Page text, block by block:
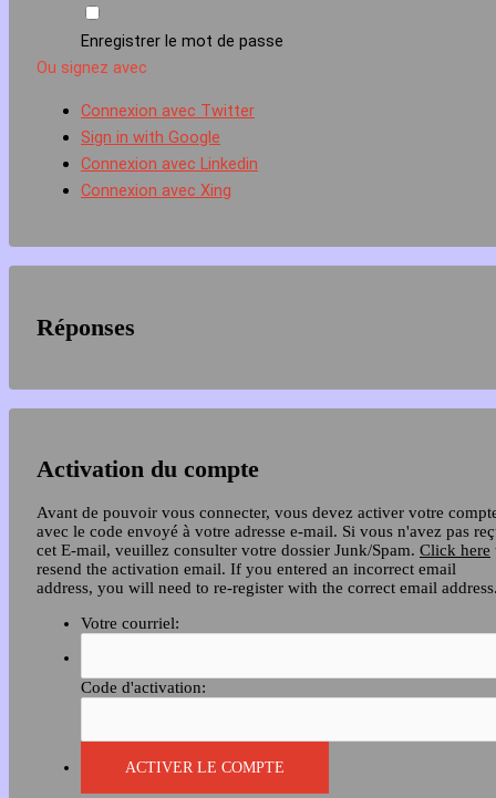
Enregistrer le mot de passe
Ou signez avec
Connexion avec Twitter
Sign in with Google
Connexion avec Linkedin
Connexion avec Xing
Réponses
Activation du compte
Avant de pouvoir vous connecter, vous devez activer votre
avec le code envoyé à votre adresse e-mail. Si vous n'avez pas
cet E-mail, veuillez consulter votre dossier Junk/Spam. Click here
resend the activation email. If you entered an incorrect email
address, you will need to re-register with the correct email
Votre courriel:
Code d'activation: